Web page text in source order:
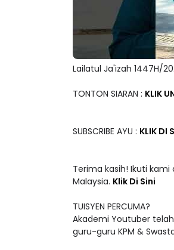
Lailatul Ja'izah 1447H/
TONTON SIARAN : KLIK
SUBSCRIBE AYU : KLIK DI
Terima kasih! Ikuti
Malaysia. Klik Di Sini
TUISYEN PERCUMA?
Akademi Youtuber
guru-guru KPM &